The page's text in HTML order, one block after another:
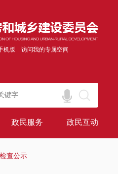
机版 访问我的专属空间
政民服务 政民互动
检查公示